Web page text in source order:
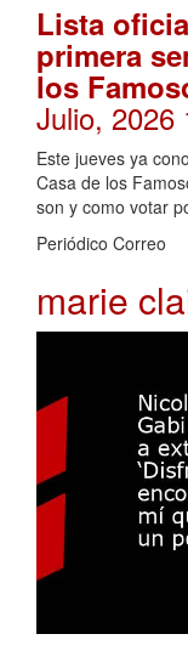
Lista
primera
los
Julio, 2026
Este jueves ya
Casa de los
son y como votar
Periódico Correo
marie